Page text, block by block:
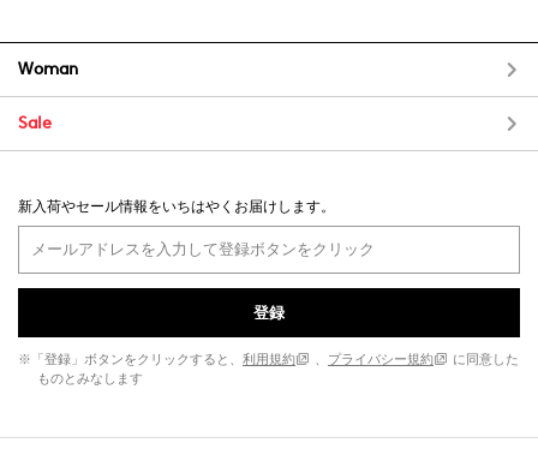
Woman
Sale
新入荷やセール情報をいちはやくお届けします。
登録
※「登録」ボタンをクリックすると、 利用規約 、 プライバシー規約
に同意した
ものとみなします